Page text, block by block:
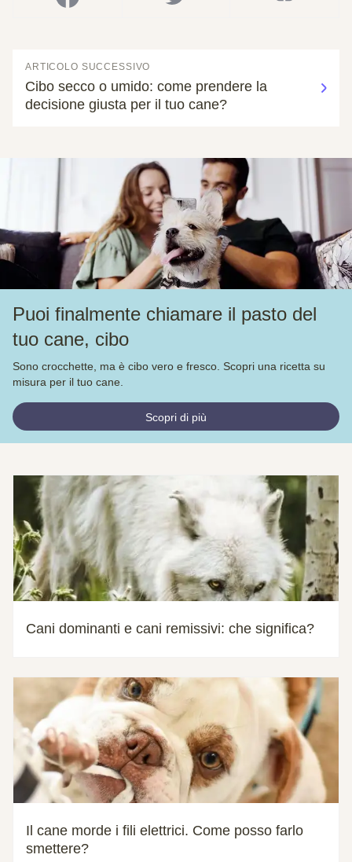
ARTICOLO SUCCESSIVO
Cibo secco o umido: come prendere la
decisione giusta per il tuo cane?
Puoi finalmente chiamare il pasto del
tuo cane, cibo
Sono crocchette, ma è cibo vero e fresco. Scopri una ricetta su
misura per il tuo cane.
Scopri di più
Cani dominanti e cani remissivi: che significa?
Il cane morde i fili elettrici. Come posso farlo
smettere?